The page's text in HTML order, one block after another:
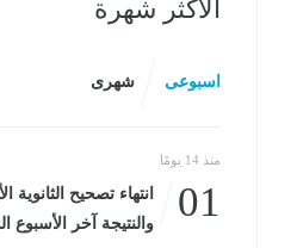
الأكثر شهرة
اسبوعى شهرى
منذ 14 يومًا
01
انتهاء تصحيح الثانوية
والنتيجة آخر الأسبوع